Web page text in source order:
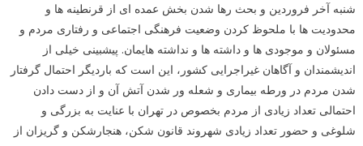
شنبه آخر فروردین و بحث رها شدن بخش عمده ای از قرنطینه ها و
محدودیت ها با ملحوظ کردن وضعیت فرهنگی اجتماعی و رفتاری مردم و
مسئولان و موجودی ها و داشته ها و نداشته هایمان. پیشبینی خیلی از
اندیشمندان و آگاهان غیراجرایی کشور، این است که باردیگر احتمال گرفتار
شدن مردم در ورطه بیماری و شعله ور شدن آتش آن و از دست دادن
احتمالی تعداد زیادی از مردم بخصوص در تهران با عنایت به بزرگی و
شلوغی و حضور تعداد زیادی شهروند قانون شکن، هنجارشکن و گریزان از